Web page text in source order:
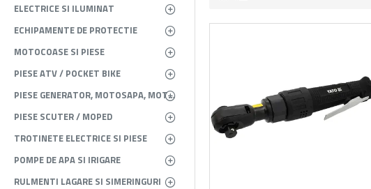
ELECTRICE SI ILUMINAT
ECHIPAMENTE DE PROTECTIE
MOTOCOASE SI PIESE
PIESE ATV / POCKET BIKE
PIESE GENERATOR, MOTOSAPA, MOTOPOMPA, ATOMIZOR
PIESE SCUTER / MOPED
TROTINETE ELECTRICE SI PIESE
POMPE DE APA SI IRIGARE
RULMENTI LAGARE SI SIMERINGURI